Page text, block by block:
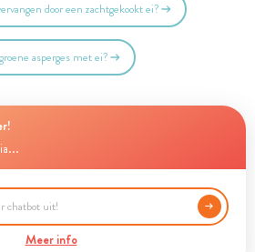
door een zachtgekookt ei?
asperges met ei?
Meer info